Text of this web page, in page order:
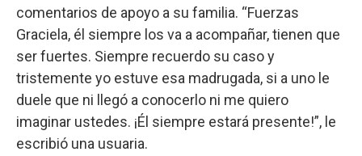
comentarios de apoyo a su familia. “Fuerzas
Graciela, él siempre los va a acompañar, tienen que
ser fuertes. Siempre recuerdo su caso y
tristemente yo estuve esa madrugada, si a uno le
duele que ni llegó a conocerlo ni me quiero
imaginar ustedes. ¡Él siempre estará presente!”, le
escribió una usuaria.